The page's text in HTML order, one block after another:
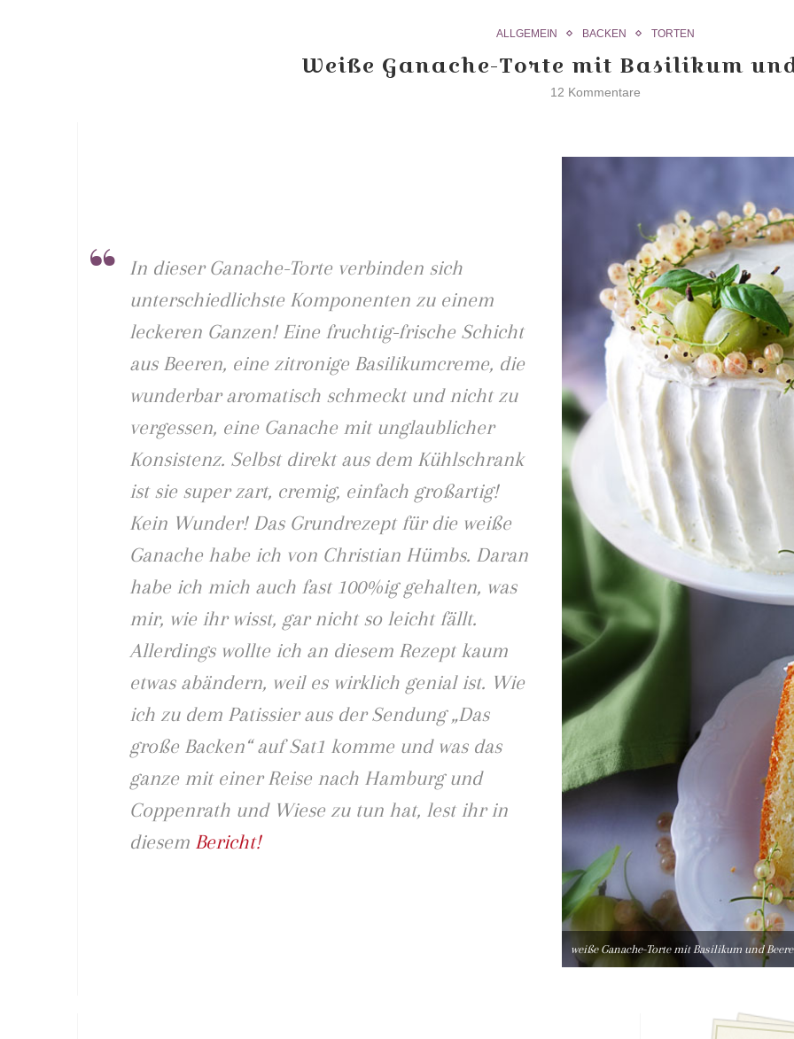
ALLGEMEIN BACKEN TORTEN
Weiße Ganache-Torte mit Basilikum
12 Kommentare
In dieser Ganache-Torte verbinden sich
unterschiedlichste Komponenten zu einem
leckeren Ganzen! Eine fruchtig-frische Schicht
aus Beeren, eine zitronige Basilikumcreme, die
wunderbar aromatisch schmeckt und nicht zu
vergessen, eine Ganache mit unglaublicher
Konsistenz. Selbst direkt aus dem Kühlschrank
ist sie super zart, cremig, einfach großartig!
Kein Wunder! Das Grundrezept für die weiße
Ganache habe ich von Christian Hümbs. Daran
habe ich mich auch fast 100%ig gehalten, was
mir, wie ihr wisst, gar nicht so leicht fällt.
Allerdings wollte ich an diesem Rezept kaum
etwas abändern, weil es wirklich genial ist. Wie
ich zu dem Patissier aus der Sendung „Das
große Backen“ auf Sat1 komme und was das
ganze mit einer Reise nach Hamburg und
Coppenrath und Wiese zu tun hat, lest ihr in
diesem Bericht!
weiße Ganache-Torte mit Basilikum und